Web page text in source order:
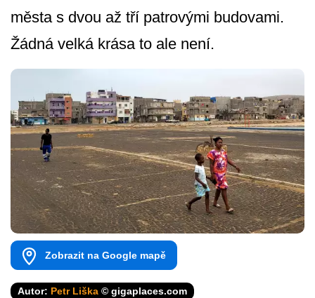
města s dvou až tří patrovými budovami.
Žádná velká krása to ale není.
Zobrazit na Google mapě
Autor: Petr Liška © gigaplaces.com